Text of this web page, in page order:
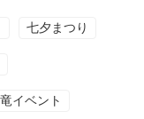
七夕まつり
イベント